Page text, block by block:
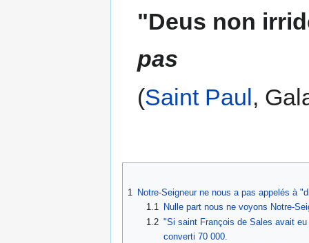
"Deus non
pas
(Saint Paul,
1
Notre-Seigneur ne nous a pas appelés à
1.1
Nulle part nous ne voyons Notre-
1.2 "Si saint François de Sales avait
converti 70 000.